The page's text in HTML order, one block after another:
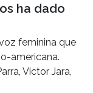
ha dado
feminina que
americana.
Victor Jara,